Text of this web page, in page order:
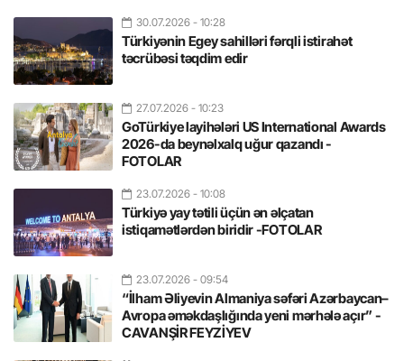
30.07.2026 - 10:28
Türkiyənin Egey sahilləri fərqli istirahət
təcrübəsi təqdim edir
27.07.2026 - 10:23
GoTürkiye layihələri US International Awards
2026-da beynəlxalq uğur qazandı -
FOTOLAR
23.07.2026 - 10:08
Türkiyə yay tətili üçün ən əlçatan
istiqamətlərdən biridir -FOTOLAR
23.07.2026 - 09:54
“İlham Əliyevin Almaniya səfəri Azərbaycan–
Avropa əməkdaşlığında yeni mərhələ açır” -
CAVANŞİR FEYZİYEV